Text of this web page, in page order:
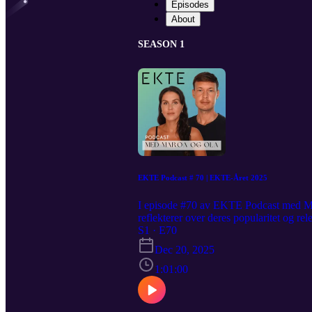
Episodes
About
SEASON 1
EKTE Podcast # 70 | EKTE-Året 2025
I episode #70 av EKTE Podcast med
reflekterer over deres popularitet og
samt hvor elementært ansikt- til-
som kommer i 2026 – som har vært
videre inn i det nye året! ***** EKTE:
https://etkalltileventyr.no/ Instagram:
www.youtube.com/
Tillitssamfunn? DEL 1 https://
https://www.youtube.com/
S1 · E70
Dec 20, 2025
1:01:00